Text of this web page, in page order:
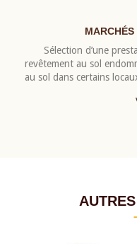
Sélection d’une
revêtement au sol
au sol dans certains